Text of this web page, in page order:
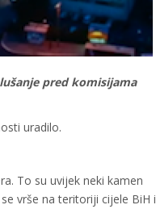
pred komisijama
uradilo.
To su uvijek neki kamen
vrše na teritoriji cijele BiH i